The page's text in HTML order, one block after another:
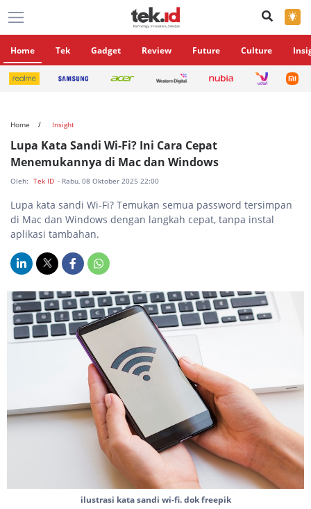
×
Home Tek Gadget Review Future Culture
Home Insight
Lupa Kata Sandi Wi-Fi? Ini Cara Cepat
Menemukannya di Mac dan Windows
Oleh: Tek ID - Rabu, 08 Oktober 2025 22:00
Lupa kata sandi Wi-Fi? Temukan semua password tersimpan
di Mac dan Windows dengan langkah cepat, tanpa instal
aplikasi tambahan.
ilustrasi kata sandi wi-fi. dok freepik